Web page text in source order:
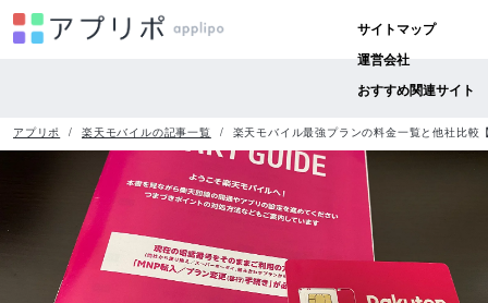
サイトマップ
運営会社
おすすめ関連サイト
アプリポ 楽天モバイルの記事一覧 楽天モバイル最強プランの料金一覧と他社比較